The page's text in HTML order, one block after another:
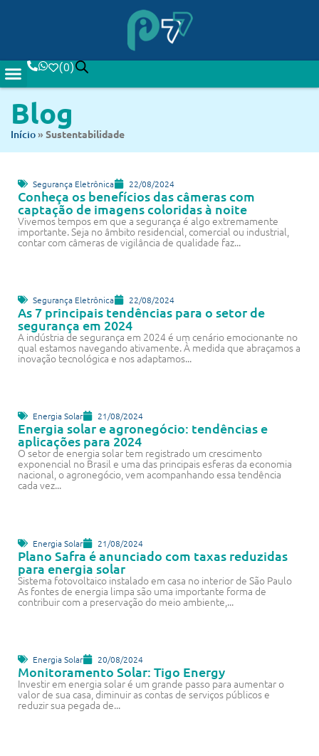
(0)
Blog
Início» Sustentabilidade
Segurança Eletrônica 22/08/2024
Conheça os benefícios das câmeras com
captação de imagens coloridas à noite
Vivemos tempos em que a segurança é algo extremamente
importante. Seja no âmbito residencial, comercial ou industrial,
contar com câmeras de vigilância de qualidade faz...
Segurança Eletrônica 22/08/2024
As 7 principais tendências para o setor de
segurança em 2024
A indústria de segurança em 2024 é um cenário emocionante no
qual estamos navegando ativamente. À medida que abraçamos a
inovação tecnológica e nos adaptamos...
Energia Solar 21/08/2024
Energia solar e agronegócio: tendências e
aplicações para 2024
O setor de energia solar tem registrado um crescimento
exponencial no Brasil e uma das principais esferas da economia
nacional, o agronegócio, vem acompanhando essa tendência
cada vez...
Energia Solar 21/08/2024
Plano Safra é anunciado com taxas reduzidas
para energia solar
Sistema fotovoltaico instalado em casa no interior de São Paulo
As fontes de energia limpa são uma importante forma de
contribuir com a preservação do meio ambiente,...
Energia Solar 20/08/2024
Monitoramento Solar: Tigo Energy
Investir em energia solar é um grande passo para aumentar o
valor de sua casa, diminuir as contas de serviços públicos e
reduzir sua pegada de...